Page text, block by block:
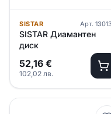
SISTAR Арт.
SISTAR Диамантен
диск
52,16 €
102,02 лв.